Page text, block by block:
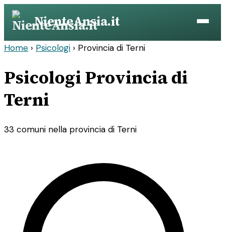
Vai
contenuto
NienteAnsia.it
Home › Psicologi › Provincia di Terni
Psicologi Provincia di
Terni
33 comuni nella provincia di Terni